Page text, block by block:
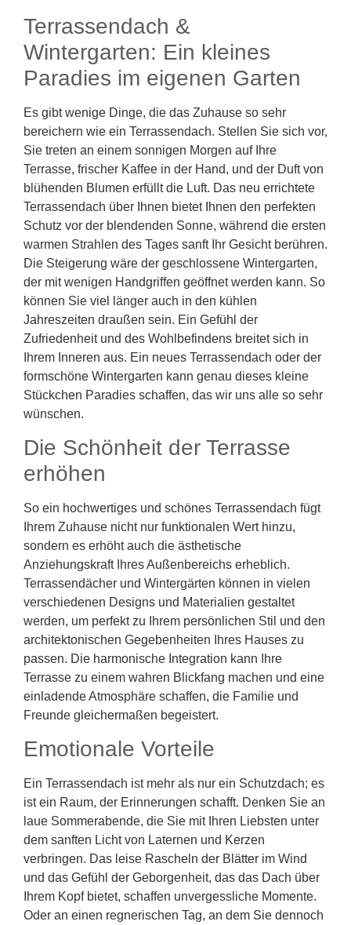
Terrassendach &
Wintergarten: Ein kleines
Paradies im eigenen Garten
Es gibt wenige Dinge, die das Zuhause so sehr
bereichern wie ein Terrassendach. Stellen Sie sich vor,
Sie treten an einem sonnigen Morgen auf Ihre
Terrasse, frischer Kaffee in der Hand, und der Duft von
blühenden Blumen erfüllt die Luft. Das neu errichtete
Terrassendach über Ihnen bietet Ihnen den perfekten
Schutz vor der blendenden Sonne, während die ersten
warmen Strahlen des Tages sanft Ihr Gesicht berühren.
Die Steigerung wäre der geschlossene Wintergarten,
der mit wenigen Handgriffen geöffnet werden kann. So
können Sie viel länger auch in den kühlen
Jahreszeiten draußen sein. Ein Gefühl der
Zufriedenheit und des Wohlbefindens breitet sich in
Ihrem Inneren aus. Ein neues Terrassendach oder der
formschöne Wintergarten kann genau dieses kleine
Stückchen Paradies schaffen, das wir uns alle so sehr
wünschen.
Die Schönheit der Terrasse
erhöhen
So ein hochwertiges und schönes Terrassendach fügt
Ihrem Zuhause nicht nur funktionalen Wert hinzu,
sondern es erhöht auch die ästhetische
Anziehungskraft Ihres Außenbereichs erheblich.
Terrassendächer und Wintergärten können in vielen
verschiedenen Designs und Materialien gestaltet
werden, um perfekt zu Ihrem persönlichen Stil und den
architektonischen Gegebenheiten Ihres Hauses zu
passen. Die harmonische Integration kann Ihre
Terrasse zu einem wahren Blickfang machen und eine
einladende Atmosphäre schaffen, die Familie und
Freunde gleichermaßen begeistert.
Emotionale Vorteile
Ein Terrassendach ist mehr als nur ein Schutzdach; es
ist ein Raum, der Erinnerungen schafft. Denken Sie an
laue Sommerabende, die Sie mit Ihren Liebsten unter
dem sanften Licht von Laternen und Kerzen
verbringen. Das leise Rascheln der Blätter im Wind
und das Gefühl der Geborgenheit, das das Dach über
Ihrem Kopf bietet, schaffen unvergessliche Momente.
Oder an einen regnerischen Tag, an dem Sie dennoch